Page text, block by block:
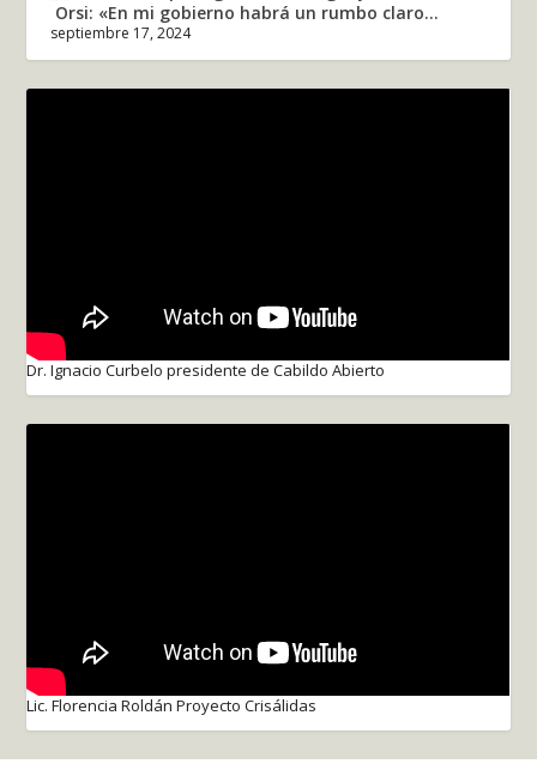
Orsi: «En mi gobierno habrá un rumbo claro...
septiembre 17, 2024
Dr. Ignacio Curbelo presidente de Cabildo Abierto
Lic. Florencia Roldán Proyecto Crisálidas